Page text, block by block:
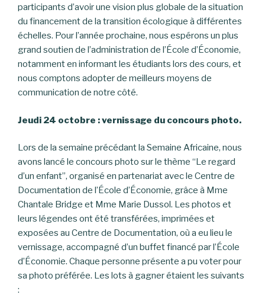
participants d’avoir une vision plus globale de la situation
du financement de la transition écologique à différentes
échelles. Pour l’année prochaine, nous espérons un plus
grand soutien de l’administration de l’École d’Économie,
notamment en informant les étudiants lors des cours, et
nous comptons adopter de meilleurs moyens de
communication de notre côté.
Jeudi 24 octobre : vernissage du concours photo.
Lors de la semaine précédant la Semaine Africaine, nous
avons lancé le concours photo sur le thème “Le regard
d’un enfant”, organisé en partenariat avec le Centre de
Documentation de l’École d’Économie, grâce à Mme
Chantale Bridge et Mme Marie Dussol. Les photos et
leurs légendes ont été transférées, imprimées et
exposées au Centre de Documentation, où a eu lieu le
vernissage, accompagné d’un buffet financé par l’École
d’Économie. Chaque personne présente a pu voter pour
sa photo préférée. Les lots à gagner étaient les suivants
: